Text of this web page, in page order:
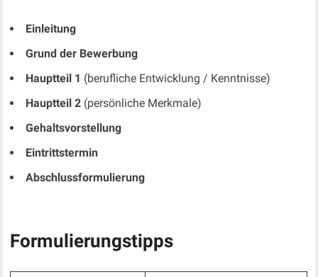
Einleitung
Grund der Bewerbung
Hauptteil 1 (berufliche Entwicklung / Kenntnisse)
Hauptteil 2 (persönliche Merkmale)
Gehaltsvorstellung
Eintrittstermin
Abschlussformulierung
Formulierungstipps